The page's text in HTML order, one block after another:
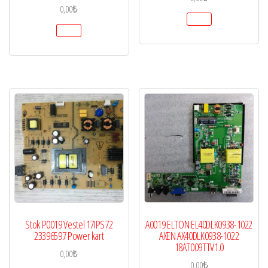
0,00₺
Stok P0019 Vestel 17IPS72
23396597 Power kart
0,00₺
A0019 ELTON EL40DLK0938-1022
AXEN AX40DLK0938-1022
18AT009TTV1.0
0,00₺